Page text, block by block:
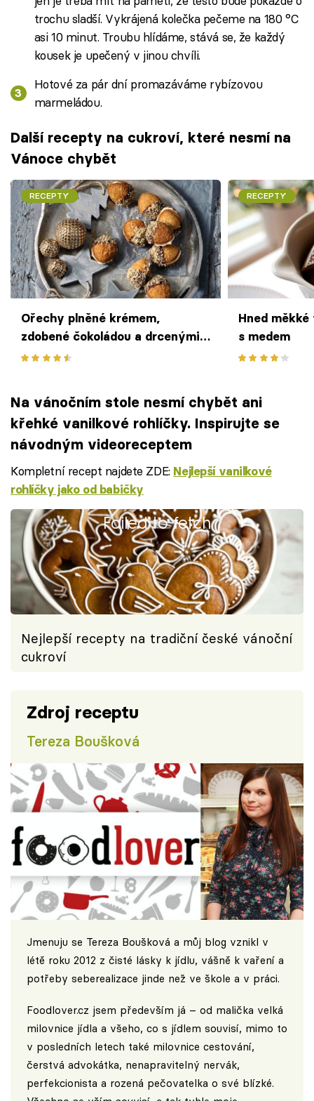
trochu sladší. Vykrájená kolečka pečeme na 180 °C
asi 10 minut. Troubu hlídáme, stává se, že každý
kousek je upečený v jinou chvíli.
Hotové za pár dní promazáváme rybízovou
marmeládou.
Další recepty na cukroví, které nesmí na
Vánoce chybět
RECEPTY
Ořechy plněné krémem,
zdobené čokoládou a drcenými
ořechy
RECEPTY
Hned
s medem
Na vánočním stole nesmí chybět ani
křehké vanilkové rohlíčky. Inspirujte se
návodným videoreceptem
Kompletní recept najdete ZDE: Nejlepší vanilkové
rohlíčky jako od babičky
Failed to fetch
Nejlepší recepty na tradiční české vánoční
cukroví
Zdroj receptu
Tereza Boušková
Jmenuju se Tereza Boušková a můj blog vznikl v
létě roku 2012 z čisté lásky k jídlu, vášně k vaření a
potřeby seberealizace jinde než ve škole a v práci.
Foodlover.cz jsem především já – od malička velká
milovnice jídla a všeho, co s jídlem souvisí, mimo to
v posledních letech také milovnice cestování,
čerstvá advokátka, nenapravitelný nervák,
perfekcionista a rozená pečovatelka o své blízké.